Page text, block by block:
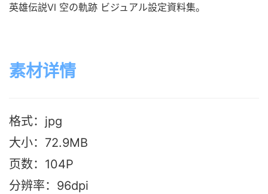
英雄伝説Ⅵ 空の軌跡 ビジュアル設定資料集。
素材详情
格式：jpg
大小：72.9MB
页数：104P
分辨率：96dpi